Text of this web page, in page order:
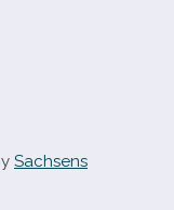
Sachsens